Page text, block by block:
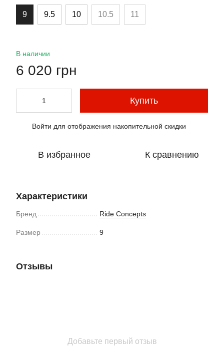
9 9.5 10 10.5 11
В наличии
6 020 грн
Купить
Войти для отображения накопительной скидки
В избранное К сравнению
Характеристики
Бренд Ride Concepts
Размер 9
Отзывы
Добавьте первый отзыв